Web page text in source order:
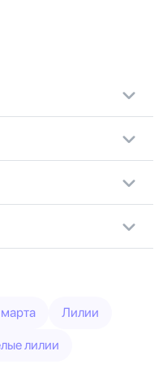
Лилии
лилии